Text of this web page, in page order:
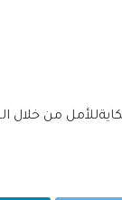
من خلال